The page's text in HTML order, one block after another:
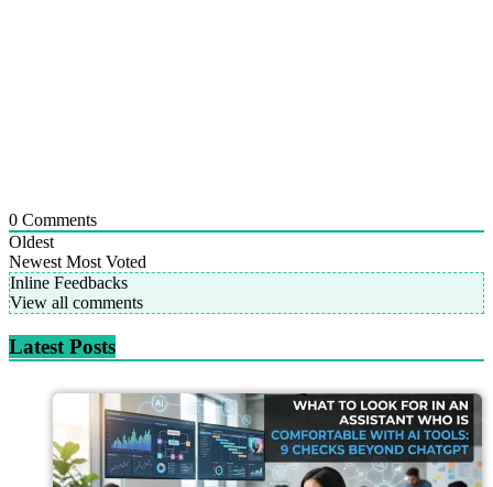
0 Comments
Oldest
Newest Most Voted
Inline Feedbacks
View all comments
Latest Posts